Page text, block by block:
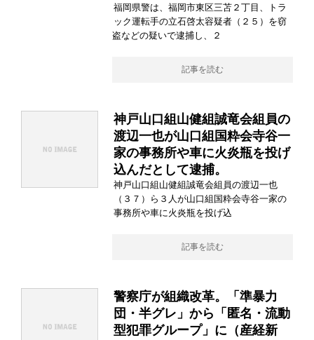
福岡県警は、福岡市東区三苫２丁目、トラ
ック運転手の立石啓太容疑者（２５）を窃
盗などの疑いで逮捕し、２
記事を読む
神戸山口組山健組誠竜会組員の
渡辺一也が山口組国粋会寺谷一
家の事務所や車に火炎瓶を投げ
込んだとして逮捕。
神戸山口組山健組誠竜会組員の渡辺一也
（３７）ら３人が山口組国粋会寺谷一家の
事務所や車に火炎瓶を投げ込
記事を読む
警察庁が組織改革。「準暴力
団・半グレ」から「匿名・流動
型犯罪グループ」に（産経新